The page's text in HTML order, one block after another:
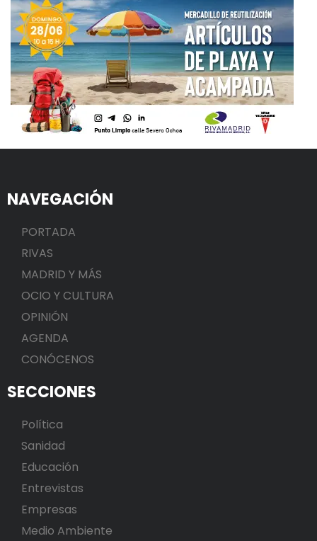
NAVEGACIÓN
PORTADA
RIVAS
MADRID Y MÁS
OCIO Y CULTURA
OPINIÓN
AGENDA
CONÓCENOS
SECCIONES
Política
Sanidad
Educación
Entrevistas
Empresas
Medio Ambiente